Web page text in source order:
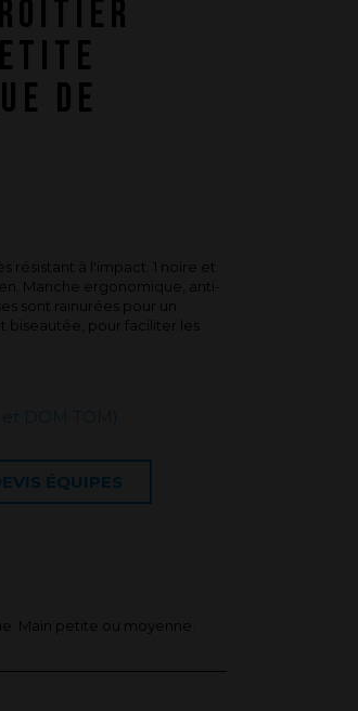
fréquentes sur les produits
DE
résistant à l'impact. 1 noire et
Manche ergonomique, anti-
sont rainurées pour un
pour faciliter les
DOM TOM)
ÉQUIPES
Main petite ou moyenne.